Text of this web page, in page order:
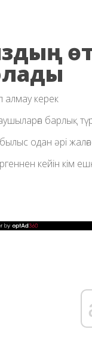
барлық
одан әрі
кейін кім